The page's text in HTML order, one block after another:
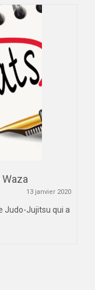
13 janvier 2020
Judo-Jujitsu qui a